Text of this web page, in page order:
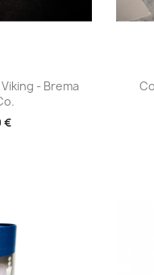
rapide- Brema
€